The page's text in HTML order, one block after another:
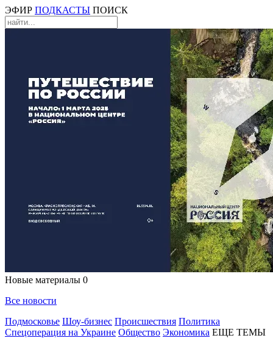
ЭФИР ПОДКАСТЫ ПОИСК
Новые материалы 0
Все новости
Подмосковье Шоу-бизнес Происшествия Политика
Спецоперация на Украине Общество Экономика ЕЩЕ ТЕМЫ